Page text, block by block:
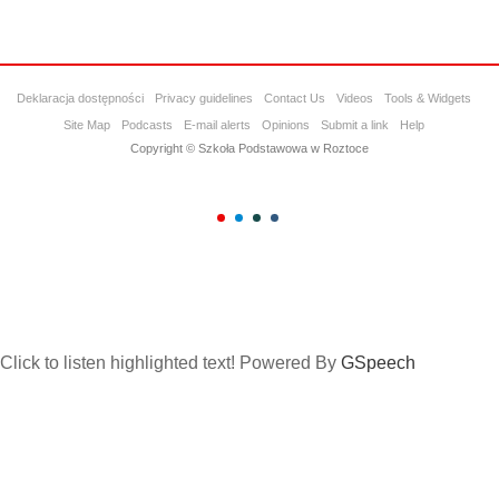
Deklaracja dostępności Privacy guidelines Contact Us Videos
Tools & Widgets
Site Map
Podcasts E-mail alerts Opinions Submit a link
Help
Copyright © Szkoła Podstawowa w Roztoce
Click to listen highlighted text! Powered By GSpeech